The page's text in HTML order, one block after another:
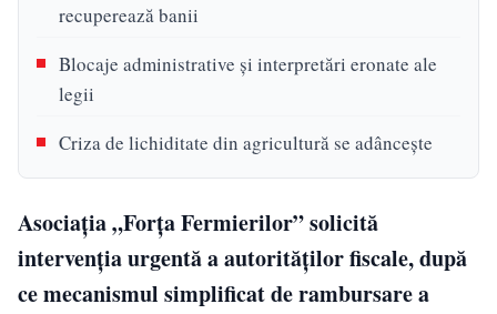
recuperează banii
Blocaje administrative și interpretări eronate ale
legii
Criza de lichiditate din agricultură se adâncește
Asociația „Forța Fermierilor” solicită
intervenția urgentă a autorităților fiscale, după
ce mecanismul simplificat de rambursare a